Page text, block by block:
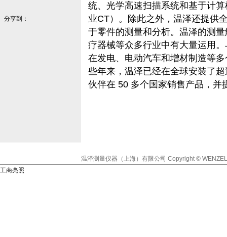
分享到：
统、光学高速扫描系统和基于计
业CT）。除此之外，温泽还提供
于零件的测量和分析。温泽的测
疗器械等众多行业中有大量运用
在发电、电动汽车和增材制造等
些年来，温泽已经在全球安装了
伙伴在 50 多个国家销售产品，并
温泽测量仪器（上海）有限公司 Copyright ©
工商亮照